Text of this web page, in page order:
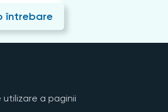
întrebare
utilizare a paginii